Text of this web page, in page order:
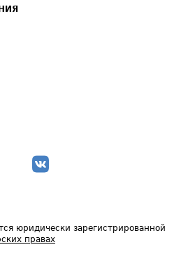
юридически зарегистрированной
правах